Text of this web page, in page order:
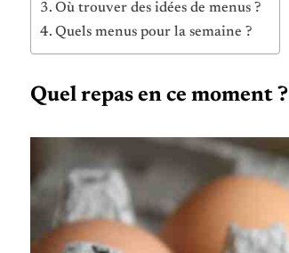
Où trouver des idées de menus ?
Quels menus pour la semaine ?
Quel repas en ce moment ?